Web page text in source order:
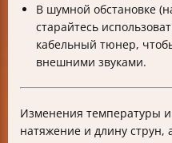
В шумной обстановке
старайтесь
кабельный тюнер,
внешними звуками.
Изменения температуры
натяжение и длину струн,